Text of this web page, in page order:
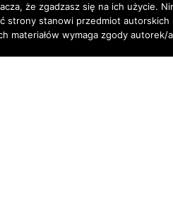
że zgadzasz się na ich użycie.
strony stanowi przedmiot autorskich
materiałów wymaga zgody autorek/